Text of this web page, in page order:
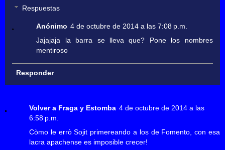
Respuestas
Anónimo 4 de octubre de 2014 a las 7:08 p.m.
Jajajaja la barra se lleva que? Pone los nombres
mentiroso
Responder
Volver a Fraga y Estomba 4 de octubre de 2014 a las
6:58 p.m.
Còmo le errò Sojit primereando a los de Fomento, con esa
lacra apachense es imposible crecer!